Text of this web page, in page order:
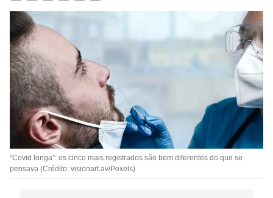
“Covid longa”: os cinco mais registrados são bem diferentes do que se
pensava (Crédito: visionart.av/Pexels)